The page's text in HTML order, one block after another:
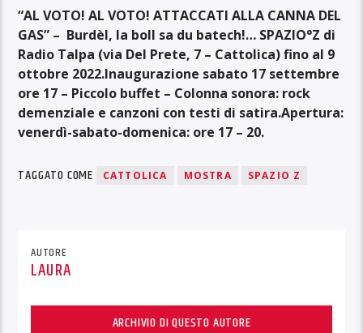
“AL VOTO! AL VOTO! ATTACCATI ALLA CANNA DEL
GAS” – Burdèl, la boll sa du batech!… SPAZIO°Z di
Radio Talpa (via Del Prete, 7 – Cattolica) fino al 9
ottobre 2022.Inaugurazione sabato 17 settembre
ore 17 – Piccolo buffet – Colonna sonora: rock
demenziale e canzoni con testi di satira.Apertura:
venerdì-sabato-domenica: ore 17 – 20.
TAGGATO COME CATTOLICA MOSTRA SPAZIO Z
AUTORE
LAURA
ARCHIVIO DI QUESTO AUTORE